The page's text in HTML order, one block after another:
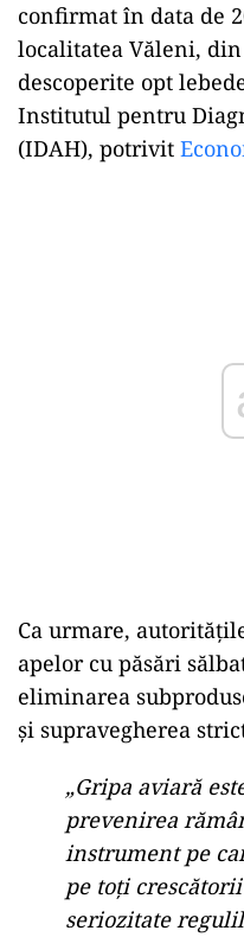
confirmat în data de
localitatea Văleni,
descoperite opt
Institutul pentru
(IDAH), potrivit
Ca urmare,
apelor cu păsări
eliminarea
și supravegherea
„Gripa aviară
prevenirea
instrument pe
pe toți
seriozitate